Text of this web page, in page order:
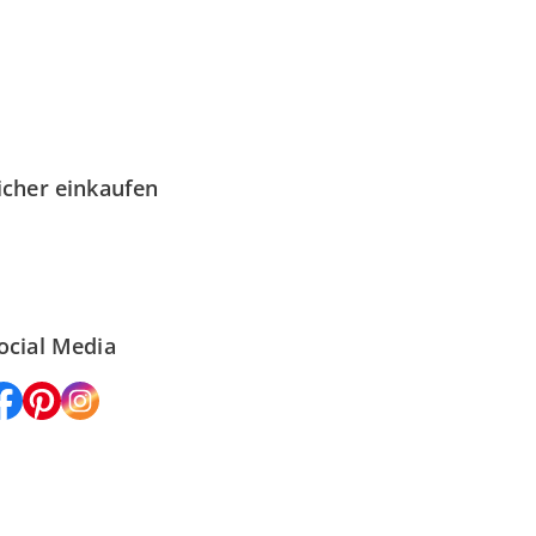
einkaufen
Media